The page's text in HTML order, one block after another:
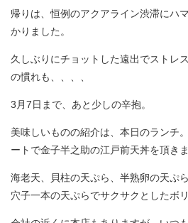
帰りは、恒例のアクアライン渋滞にハ
かりました。
久しぶりにチョットした遠出でストレ
の慣れも、、、、
3月7日まで、あと少しの辛抱。
美味しいものの紹介は、本日のランチ
ートで金子半之助の江戸前天丼を頂きま
海老天、貝柱の天ぷら、半熟卵の天ぷ
穴子一本の天ぷらでサクサクとしたボ